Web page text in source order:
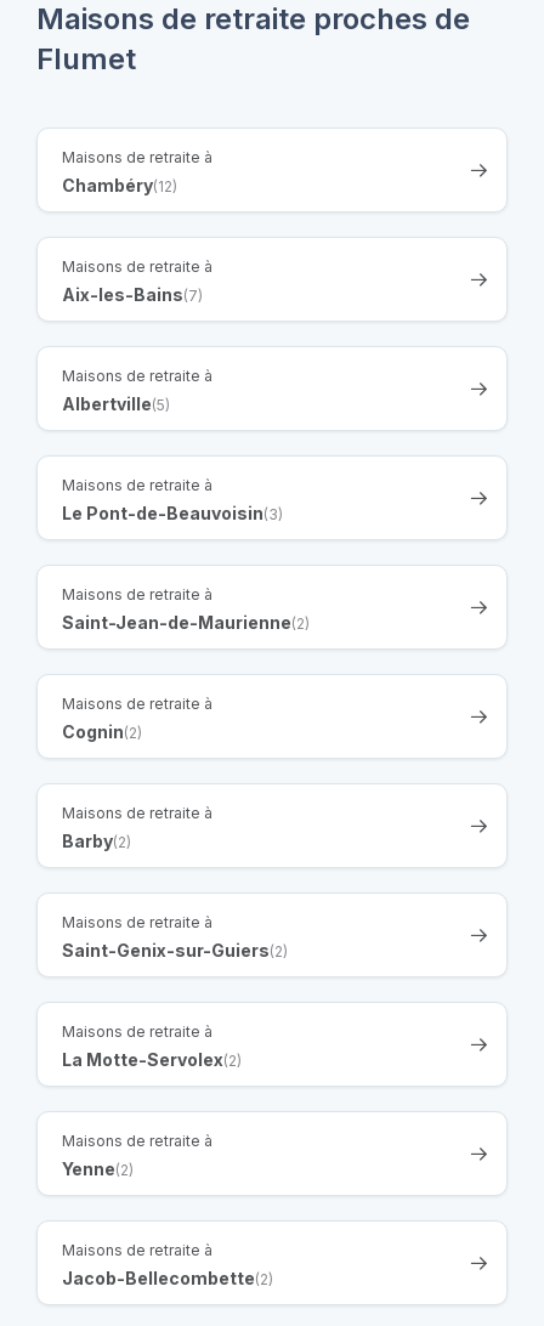
Maisons de retraite proches de
Flumet
Maisons de retraite à
Chambéry(12)
Maisons de retraite à
Aix-les-Bains(7)
Maisons de retraite à
Albertville(5)
Maisons de retraite à
Le Pont-de-Beauvoisin(3)
Maisons de retraite à
Saint-Jean-de-Maurienne(2)
Maisons de retraite à
Cognin(2)
Maisons de retraite à
Barby(2)
Maisons de retraite à
Saint-Genix-sur-Guiers(2)
Maisons de retraite à
La Motte-Servolex(2)
Maisons de retraite à
Yenne(2)
Maisons de retraite à
Jacob-Bellecombette(2)